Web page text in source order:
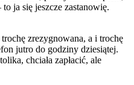
ja się jeszcze zastanowię.
zrezygnowana, a i trochę
jutro do godziny dziesiątej.
chciała zapłacić, ale